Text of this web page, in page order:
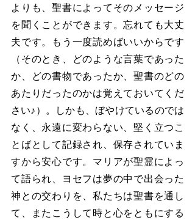
よりも、聖書によってそのメッセージ
を聞くことができます。忘れても大丈
夫です。もう一度読めばいいからです
（そのとき、どのような言葉であった
か、どの書物であったか、聖書のどの
あたりだったのかは覚えておいてくだ
さい♪）。しかも、ぼやけているのでは
なく、永遠に変わらない、堅く立つこ
とばとして記録され、保存されていま
すから安心です。マリアが聖霊によっ
て語られ、ヨセフは夢の中で出会った
神との交わりを、私たちは聖書を通し
て、またこうして時と心をともにする